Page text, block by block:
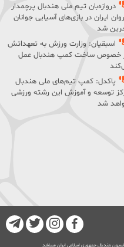
دروازه‌بان تیم ملی هندبال پرچمدار
ایران در بازی‌های آسیایی جوانان
شد
اسبقیان: وزارت ورزش به تعهداتش
خصوص ساخت کمپ هندبال عمل
پاکدل: کمپ تیم‌های ملی هندبال
توسعه و آموزش این رشته ورزشی
شد
هندبال جمهوری اسلامی ایران میباشد